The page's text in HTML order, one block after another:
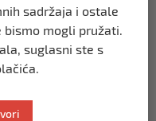
odjeknulo
terenu
sadržaja i ostale
mogli pružati.
suglasni ste s